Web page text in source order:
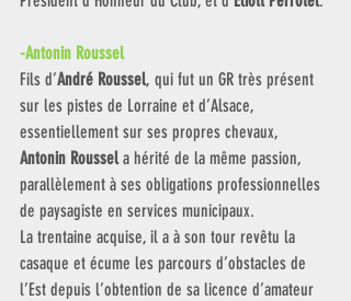
-Antonin Roussel
Fils d’André Roussel, qui fut un GR très présent
sur les pistes de Lorraine et d’Alsace,
essentiellement sur ses propres chevaux,
Antonin Roussel a hérité de la même passion,
parallèlement à ses obligations professionnelles
de paysagiste en services municipaux.
La trentaine acquise, il a à son tour revêtu la
casaque et écume les parcours d’obstacles de
l’Est depuis l’obtention de sa licence d’amateur